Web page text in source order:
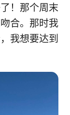
！那个周末
合。那时我
我想要达到